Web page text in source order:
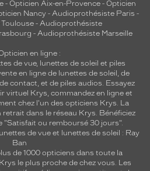
- Opticien Aix-en-Provence - Opticien
Nancy - Audioprothésiste Paris -
- Audioprothésiste
- Audioprothésiste Marseille
en ligne :
de vue, lunettes de soleil et piles
en ligne de lunettes de soleil, de
contact, et de piles audios. Essayez
virtuel Krys, commandez en ligne et
chez l'un des opticiens Krys. La
dans le réseau Krys. Bénéficiez
"Satisfait ou remboursé 30 jours".
de vue et lunettes de soleil : Ray
Ban
de 1000 opticiens dans toute la
le plus proche de chez vous. Les